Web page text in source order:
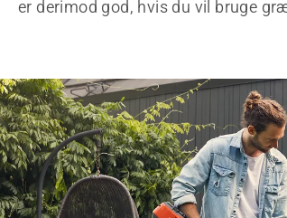
er derimod god, hvis du vil bruge